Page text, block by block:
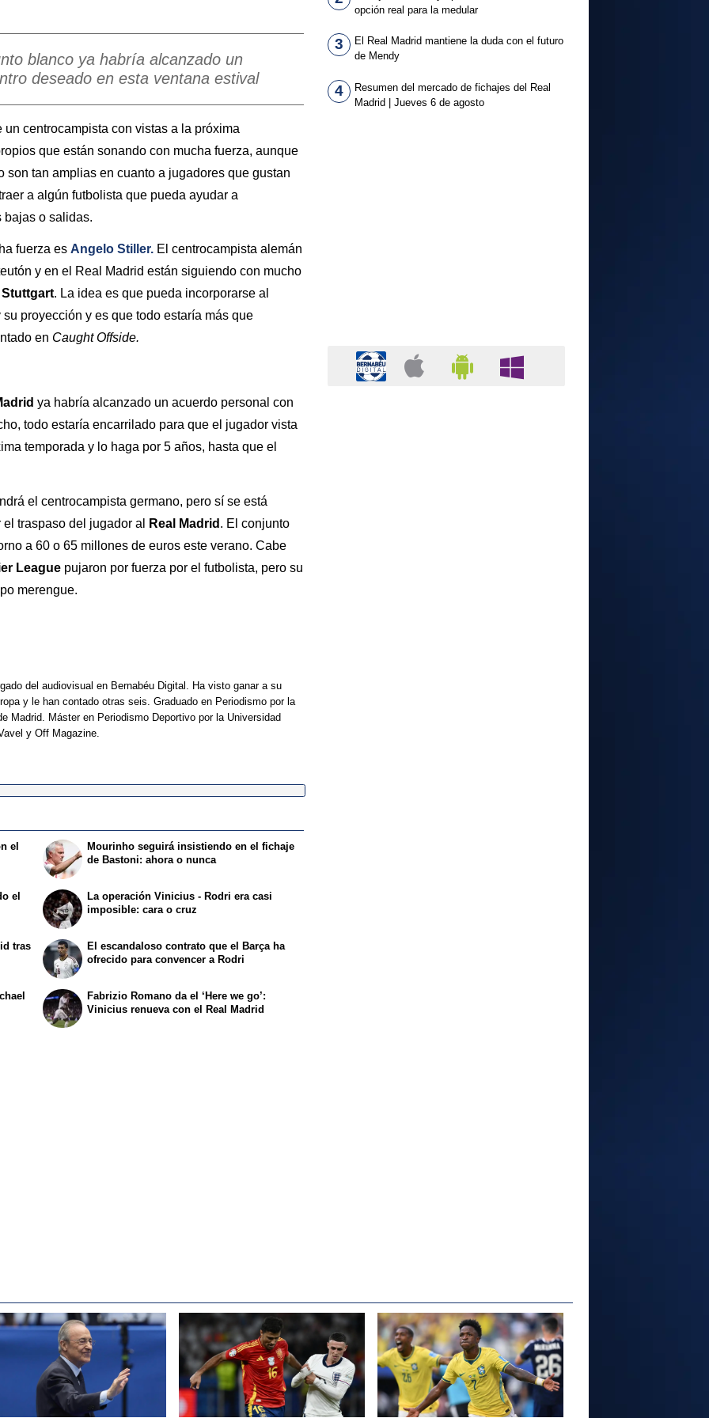
blanco ya habría alcanzado un
deseado en esta ventana estival
centrocampista con vistas a la próxima
que están sonando con mucha fuerza, aunque
tan amplias en cuanto a jugadores que gustan
a algún futbolista que pueda ayudar a
bajas o salidas.
fuerza es Angelo Stiller. El centrocampista alemán
y en el Real Madrid están siguiendo con mucho
Stuttgart. La idea es que pueda incorporarse al
proyección y es que todo estaría más que
en Caught Offside.
ya habría alcanzado un acuerdo personal con
todo estaría encarrilado para que el jugador vista
temporada y lo haga por 5 años, hasta que el
el centrocampista germano, pero sí se está
traspaso del jugador al
Real Madrid . El conjunto
a 60 o 65 millones de euros este verano. Cabe
League pujaron por fuerza por el futbolista, pero su
merengue.
del audiovisual en Bernabéu Digital. Ha visto ganar a su
y le han contado otras seis. Graduado en Periodismo por la
Madrid. Máster en Periodismo Deportivo por la Universidad
y Off Magazine.
el
el
Mourinho seguirá insistiendo en el fichaje
de Bastoni: ahora o nunca
La operación Vinicius - Rodri era casi
imposible: cara o cruz
tras
El escandaloso contrato que el Barça ha
ofrecido para convencer a Rodri
Fabrizio Romano da el ‘Here we go’:
Vinicius renueva con el Real Madrid
opción real para la medular
3
El Real Madrid mantiene la duda con el futuro
de Mendy
4
Resumen del mercado de fichajes del Real
Madrid | Jueves 6 de agosto